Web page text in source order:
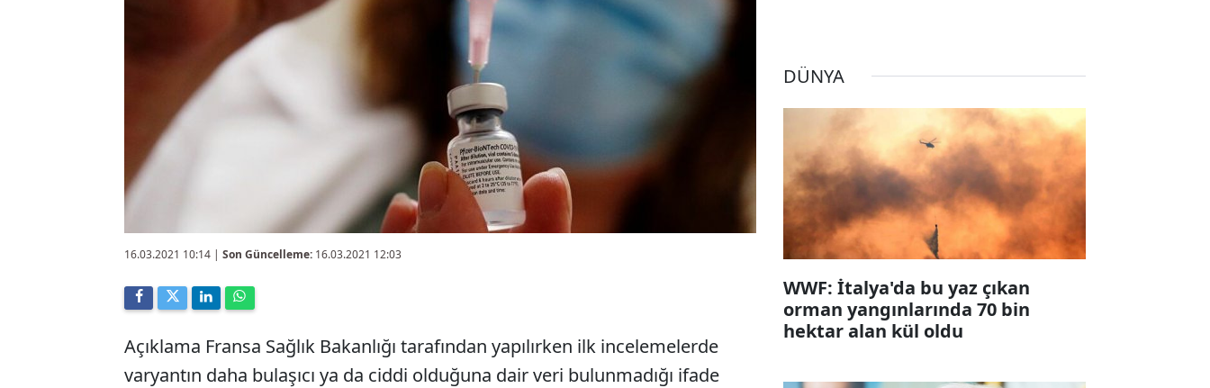
16.03.2021 10:14 | Son Güncelleme: 16.03.2021 12:03
Açıklama Fransa Sağlık Bakanlığı tarafından yapılırken ilk incelemelerde
varyantın daha bulaşıcı ya da ciddi olduğuna dair veri bulunmadığı ifade
DÜNYA
WWF: İtalya'da bu yaz çıkan
orman yangınlarında 70 bin
hektar alan kül oldu